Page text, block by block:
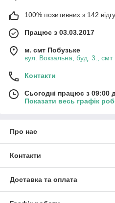
100% позитивних з 142
Працює з 03.03.2017
м. смт Побузьке
вул. Вокзальна, буд. 3., смт
Контакти
Сьогодні працює з 09:00
Показати весь графік
Про нас
Контакти
Доставка та оплата